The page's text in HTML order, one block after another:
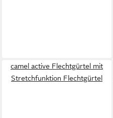
camel active Flechtgürtel mit
Stretchfunktion Flechtgürtel